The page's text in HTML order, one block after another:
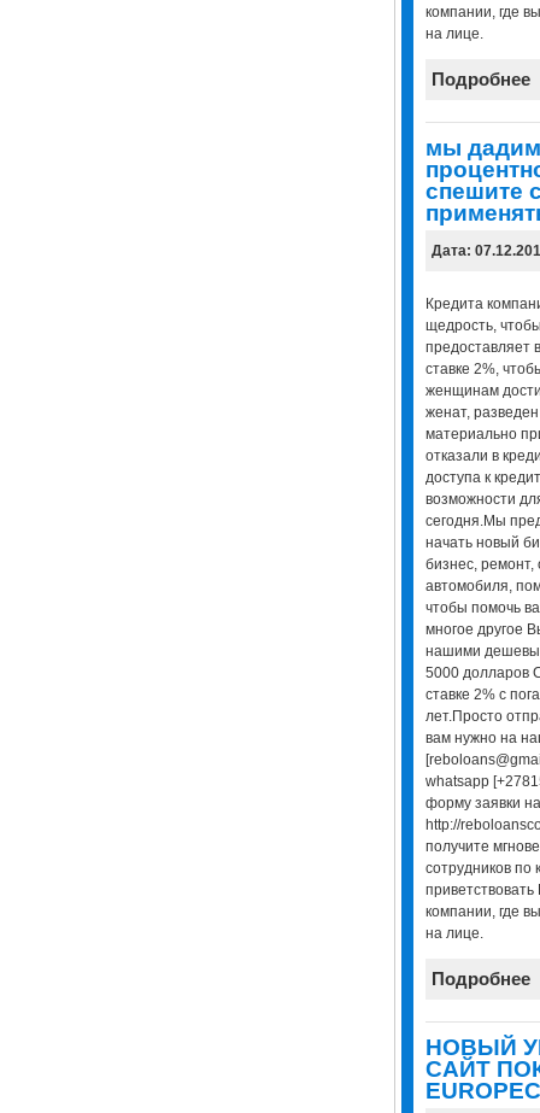
компании, где
на лице.
Подробнее
мы дадим
спешите
Дата:
Кредита
щедрость,
предоставляет
ставке 2%,
женщинам
женат,
материально
отказали в
доступа к
возможности
сегодня.Мы
начать новый
бизнес, ремонт,
автомобиля,
чтобы помочь
многое другое
нашими
5000 долларов
ставке 2% с
лет.Просто
вам нужно на
whatsapp
форму заявки
http://
получите
сотрудников
компании, где
на лице.
Подробнее
НОВЫЙ
САЙТ